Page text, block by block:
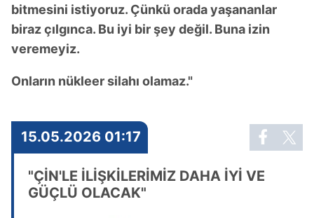
bitmesini istiyoruz. Çünkü orada yaşananlar
biraz çılgınca. Bu iyi bir şey değil. Buna izin
veremeyiz.
Onların nükleer silahı olamaz."
15.05.2026 01:17
"ÇİN'LE İLİŞKİLERİMİZ DAHA İYİ VE
GÜÇLÜ OLACAK"